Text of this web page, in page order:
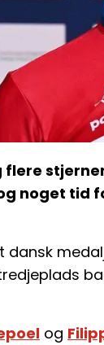
flere
noget tid
dansk
og